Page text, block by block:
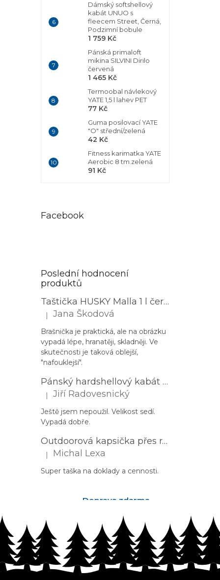
Dámský softshellový
kabát UNUO s
fleecem Street, Černá,
Podzimní bobule
1 759 Kč
Pánská primaloft
mikina SILVINI Dirilo
červená
1 465 Kč
Termoobal návlekový
YATE 1,5 l lahev PET
77 Kč
Guma posilovací YATE
"O" střední/zelená
42 Kč
Fitness karimatka YATE
Aerobic 8 tm.zelená
91 Kč
Facebook
Poslední hodnocení
produktů
Taštička HUSKY Malla 1 l černá
Hodnocení produktu je 3 z 5 hvězdiček.
| Jana Škodová
Brašnička je praktická, ale na obrázku
vypadá lépe, hranatěji, skladněji. Ve
skutečnosti je taková oblejší,
"nafouklejší".
Pánský hardshellový kabát HUSKY Nestia M zelený
Hodnocení produktu je 5 z 5 hvězdiček.
| Jiří Radovesnický
Ještě jsem nepoužil. Velikost sedí.
Vypadá dobře.
Outdoorová kapsička přes rameno PROGRESS Corss Body černá
Hodnocení produktu je 5 z 5 hvězdiček.
| Michal Lexa
Super taška na doklady a cennosti.
Doprava zdarma
Z